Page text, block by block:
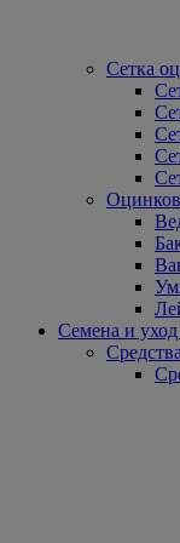
Сетка
Семена и уход